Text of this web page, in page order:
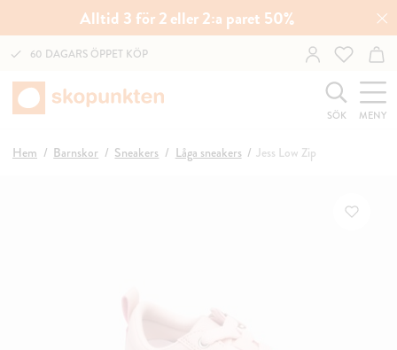
Alltid 3 för 2 eller 2:a paret 50%
60 DAGARS ÖPPET KÖP
SÖK MENY
Hem Barnskor Sneakers Låga sneakers Jess Low Zip